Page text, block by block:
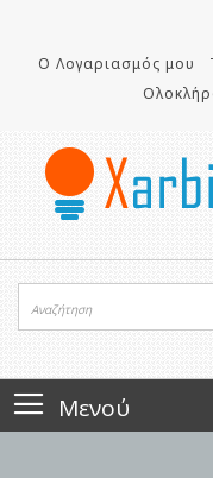
Ο Λογαριασμός μου
Μενού